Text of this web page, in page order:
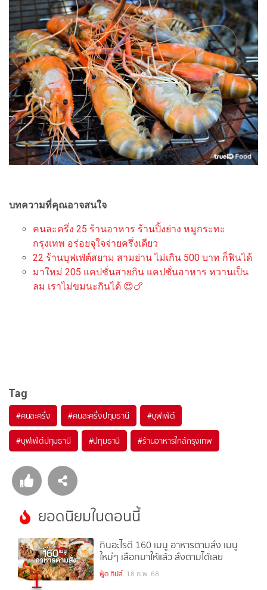
บทความที่คุณอาจสนใจ
คนละครึ่ง 25 ร้านอาหาร ร้านปิ้งย่าง หมูกระทะ
กรุงเทพ อร่อยจุใจจ่ายครึ่งเดียว
22 ร้านบุฟเฟ่ต์สยาม สามย่าน ไม่เกิน 500 บาท ก็ฟินได้
มาใหม่ 205 แคปชั่นสายกิน แคปชั่นอาหาร หวานเป็น
ลม เราไม่ขมนะกินได้ 😍🍗
Tag
#คนละครึ่ง #คนละครึ่งปทุมธานี #บุฟเฟ่ต์
#บุฟเฟ่ต์ปทุมธานี #ปทุมธานี #ร้านอาหารใกล้กรุงเทพ
ยอดนิยมในตอนนี้
1
กินอะไรดี 160 เมนู อาหารตามสั่ง เมนู
ใหม่ๆ เลือกมาให้แล้ว สั่งตามได้เลย
ฟู้ด ทิปส์ 18 ก.พ. 68